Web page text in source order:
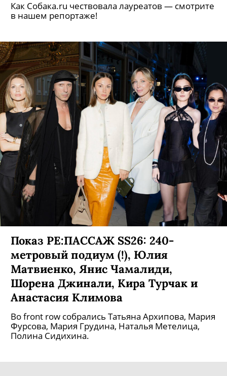
Как Собака.ru чествовала лауреатов — смотрите
в нашем репортаже!
Показ РЕ:ПАССАЖ SS26: 240-
метровый подиум (!), Юлия
Матвиенко, Янис Чамалиди,
Шорена Джинали, Кира Турчак и
Анастасия Климова
Во front row собрались Татьяна Архипова, Мария
Фурсова, Мария Грудина, Наталья Метелица,
Полина Сидихина.